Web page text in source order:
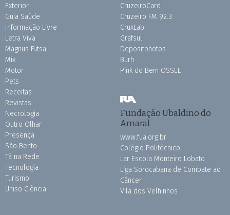
Exterior
Guia Saúde
Informação Livre
Letra Viva
Magnus Futsal
Mix
Motor
Pets
Receitas
Revistas
Necrologia
Outro Olhar
Presença
São Bento
Tá na Rede
Tecnologia
Turismo
Uniso Ciência
CruzeiroCard
Cruzeiro FM 92.3
CruxLab
Grafsul
Depositphotos
Burh
Pink do Bem OSSEL
Fundação Ubaldino do
Amaral
www.fua.org.br
Colégio Politécnico
Lar Escola Monteiro Lobato
Liga Sorocabana de Combate ao
Câncer
Vila dos Velhinhos